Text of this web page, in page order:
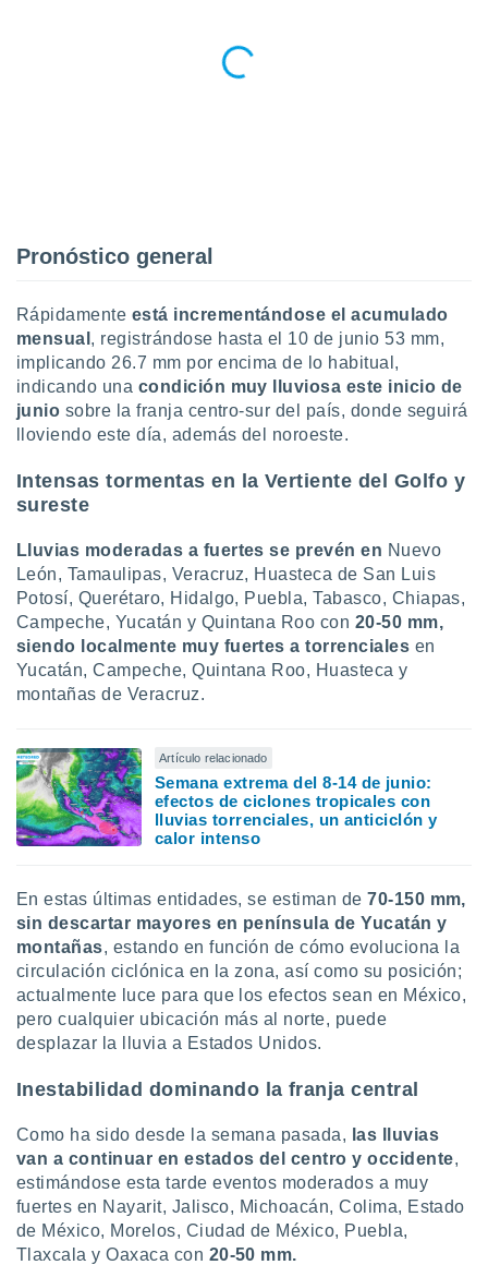
de la
del
de
o a través
de
de
con el
mediante
publicidad
de
1199
Pronóstico general
Rápidamente está incrementándose el acumulado
mensual , registrándose hasta el 10 de junio 53 mm,
implicando 26.7 mm por encima de lo habitual,
indicando una condición muy lluviosa este inicio de
junio sobre la franja centro-sur del país, donde seguirá
lloviendo este día, además del noroeste.
Intensas tormentas en la Vertiente del Golfo y
sureste
Lluvias moderadas a fuertes se prevén en Nuevo
León, Tamaulipas, Veracruz, Huasteca de San Luis
Potosí, Querétaro, Hidalgo, Puebla, Tabasco, Chiapas,
Campeche, Yucatán y Quintana Roo con 20-50 mm,
siendo localmente muy fuertes a torrenciales en
Yucatán, Campeche, Quintana Roo, Huasteca y
montañas de Veracruz.
Artículo relacionado
Semana extrema del 8-14 de junio:
efectos de ciclones tropicales con
lluvias torrenciales, un anticiclón y
calor intenso
En estas últimas entidades, se estiman de70-150 mm,
sin descartar mayores en península de Yucatán y
montañas, estando en función de cómo evoluciona la
circulación ciclónica en la zona, así como su posición;
actualmente luce para que los efectos sean en México,
pero cualquier ubicación más al norte, puede
desplazar la lluvia a Estados Unidos.
Inestabilidad dominando la franja central
Como ha sido desde la semana pasada, las lluvias
van a continuar en estados del centro y occidente,
estimándose esta tarde eventos moderados a muy
fuertes en Nayarit, Jalisco, Michoacán, Colima, Estado
de México, Morelos, Ciudad de México, Puebla,
Tlaxcala y Oaxaca con 20-50 mm.